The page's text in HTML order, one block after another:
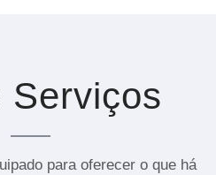
Serviços
para oferecer o que há